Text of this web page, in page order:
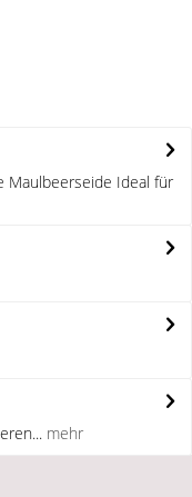
Maulbeerseide Ideal für
mehr